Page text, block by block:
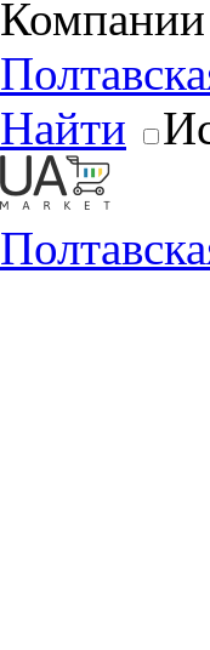
Компании
Найти